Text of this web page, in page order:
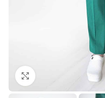
Büyütmek için tıklayın